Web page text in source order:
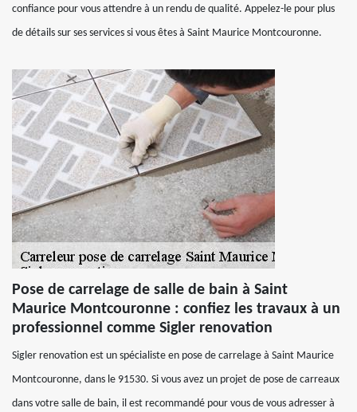
confiance pour vous attendre à un rendu de qualité. Appelez-le pour plus
de détails sur ses services si vous êtes à Saint Maurice Montcouronne.
Pose de carrelage de salle de bain à Saint
Maurice Montcouronne : confiez les travaux à un
professionnel comme Sigler renovation
Sigler renovation est un spécialiste en pose de carrelage à Saint Maurice
Montcouronne, dans le 91530. Si vous avez un projet de pose de carreaux
dans votre salle de bain, il est recommandé pour vous de vous adresser à